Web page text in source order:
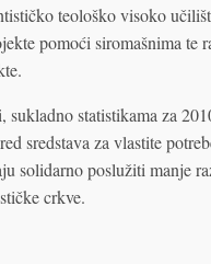
teološko visoko
pomoći siromašnima te
sukladno statistikama za
sredstava za vlastite
solidarno poslužiti manje
crkve.